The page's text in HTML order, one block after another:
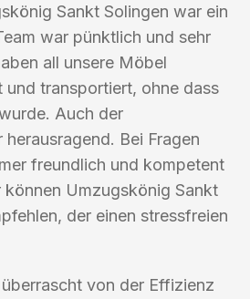
Sankt Solingen war ein
war pünktlich und sehr
all unsere Möbel
transportiert, ohne dass
Auch der
herausragend. Bei Fragen
freundlich und kompetent
können Umzugskönig Sankt
der einen stressfreien
von der Effizienz